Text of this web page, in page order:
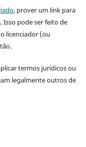
, prover um link para
. Isso pode ser feito de
licenciador (ou
termos jurídicos ou
legalmente outros de